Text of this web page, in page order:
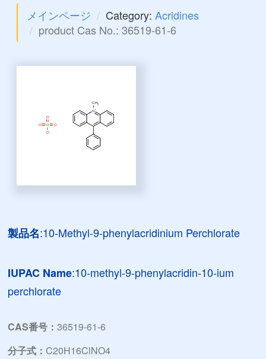
メインページ Category:Acridines
product Cas No.: 36519-61-6
製品名:10-Methyl-9-phenylacridinium Perchlorate
IUPAC Name:10-methyl-9-phenylacridin-10-ium
perchlorate
CAS番号：36519-61-6
分子式：C20H16ClNO4